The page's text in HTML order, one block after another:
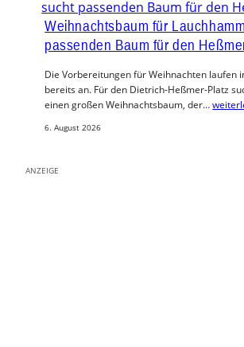
Weihnachtsbaum für
passenden Baum für den
Die Vorbereitungen für Weihnachten laufen
bereits an. Für den Dietrich-Heßmer-Platz
einen großen Weihnachtsbaum, der…
6. August 2026